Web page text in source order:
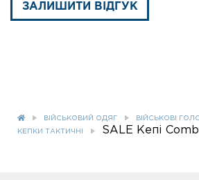
ЗАЛИШИТИ ВІДГУК
ВІЙСЬКОВИЙ ОДЯГ ВІЙСЬКОВІ
КЕПКИ ТАКТИЧНІ SALE Кепі